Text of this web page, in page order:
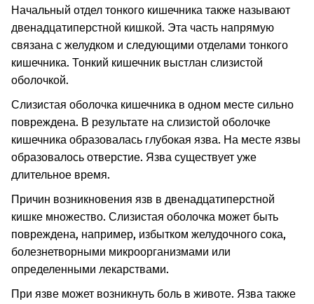
Начальный отдел тонкого кишечника также называют
двенадцатиперстной кишкой. Эта часть напрямую
связана с желудком и следующими отделами тонкого
кишечника. Тонкий кишечник выстлан слизистой
оболочкой.
Слизистая оболочка кишечника в одном месте сильно
повреждена. В результате на слизистой оболочке
кишечника образовалась глубокая язва. На месте язвы
образовалось отверстие. Язва существует уже
длительное время.
Причин возникновения язв в двенадцатиперстной
кишке множество. Слизистая оболочка может быть
повреждена, например, избытком желудочного сока,
болезнетворными микроорганизмами или
определенными лекарствами.
При язве может возникнуть боль в животе. Язва также